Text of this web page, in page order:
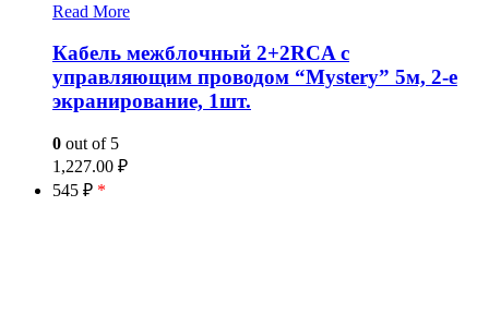
Read More
Кабель межблочный 2+2RCA с
управляющим проводом “Mystery” 5м, 2-е
экранирование, 1шт.
0 out of 5
1,227.00 ₽
545 ₽ *